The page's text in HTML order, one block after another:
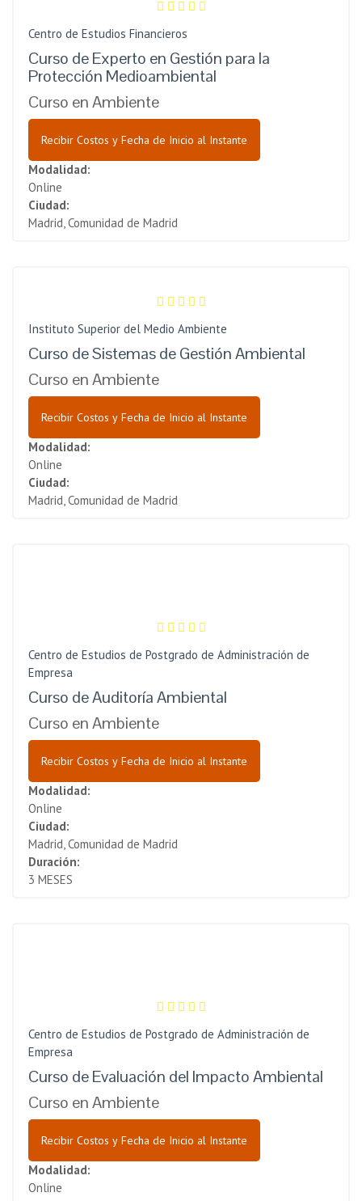
Centro de Estudios Financieros
Curso de Experto en Gestión para la
Protección Medioambiental
Curso en Ambiente
Recibir Costos y Fecha de Inicio al Instante
Modalidad:
Online
Ciudad:
Madrid, Comunidad de Madrid
Instituto Superior del Medio Ambiente
Curso de Sistemas de Gestión Ambiental
Curso en Ambiente
Recibir Costos y Fecha de Inicio al Instante
Modalidad:
Online
Ciudad:
Madrid, Comunidad de Madrid
Centro de Estudios de Postgrado de Administración de
Empresa
Curso de Auditoría Ambiental
Curso en Ambiente
Recibir Costos y Fecha de Inicio al Instante
Modalidad:
Online
Ciudad:
Madrid, Comunidad de Madrid
Duración:
3 MESES
Centro de Estudios de Postgrado de Administración de
Empresa
Curso de Evaluación del Impacto Ambiental
Curso en Ambiente
Recibir Costos y Fecha de Inicio al Instante
Modalidad:
Online